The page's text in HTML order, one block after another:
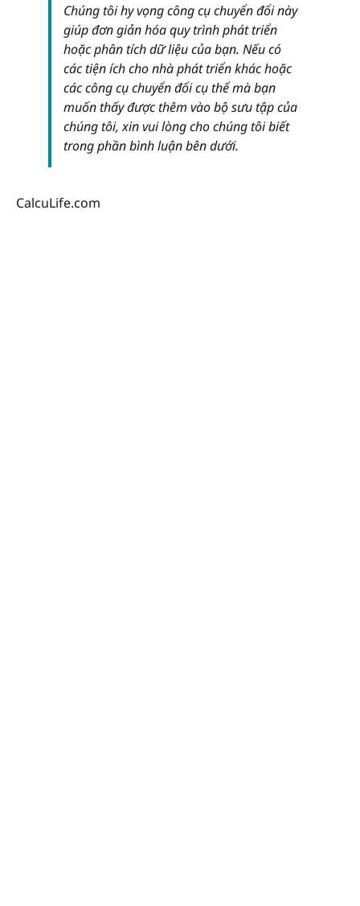
Chúng tôi hy vọng công cụ chuyển đổi này
giúp đơn giản hóa quy trình phát triển
hoặc phân tích dữ liệu của bạn. Nếu có
các tiện ích cho nhà phát triển khác hoặc
các công cụ chuyển đổi cụ thể mà bạn
muốn thấy được thêm vào bộ sưu tập của
chúng tôi, xin vui lòng cho chúng tôi biết
trong phần bình luận bên dưới.
CalcuLife.com